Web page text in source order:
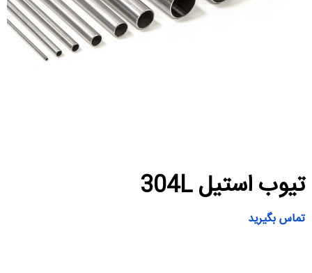
تیوب استیل 304L
تماس بگیرید